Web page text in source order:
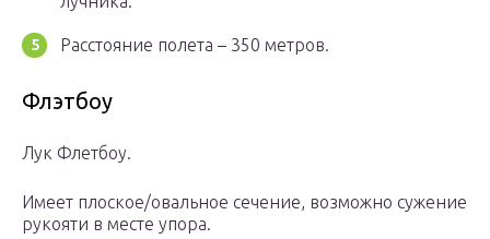
Расстояние полета – 350 метров.
Флэтбоу
Лук Флетбоу.
Имеет плоское/овальное сечение, возможно сужение
рукояти в месте упора.